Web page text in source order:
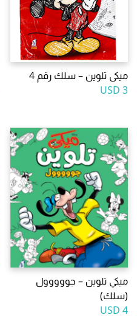
ميكى تلوين – سلك رقم 4
3 USD
ميكي تلوين – جووووول
(سلك)
4 USD